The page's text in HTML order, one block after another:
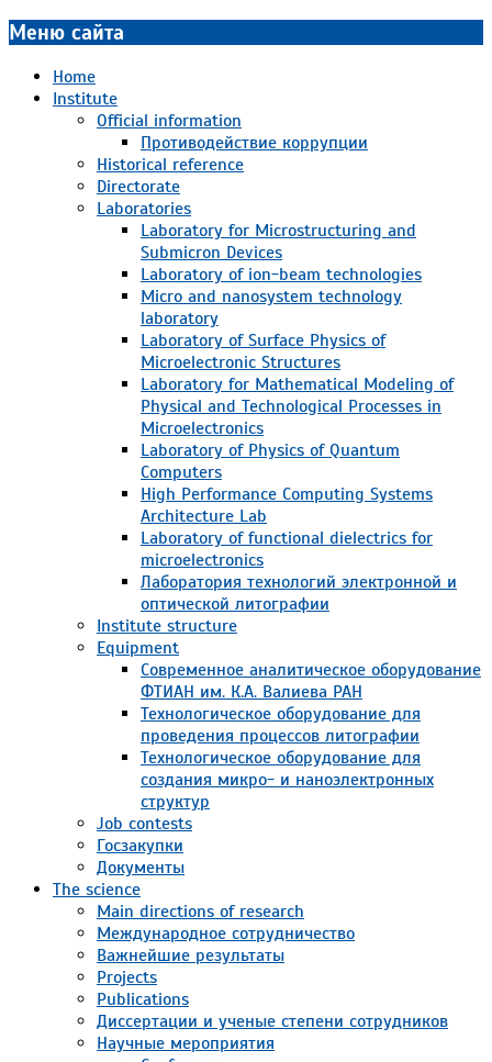
Меню сайта
Home
Institute
Official information
Противодействие коррупции
Historical reference
Directorate
Laboratories
Laboratory for Microstructuring and
Submicron Devices
Laboratory of ion-beam technologies
Micro and nanosystem technology
laboratory
Laboratory of Surface Physics of
Microelectronic Structures
Laboratory for Mathematical Modeling of
Physical and Technological Processes in
Microelectronics
Laboratory of Physics of Quantum
Computers
High Performance Computing Systems
Architecture Lab
Laboratory of functional dielectrics for
microelectronics
Лаборатория технологий электронной и
оптической литографии
Institute structure
Equipment
Современное аналитическое оборудование
ФТИАН им. К.А. Валиева РАН
Технологическое оборудование для
проведения процессов литографии
Технологическое оборудование для
создания микро- и наноэлектронных
структур
Job contests
Госзакупки
Документы
The science
Main directions of research
Международное сотрудничество
Важнейшие результаты
Projects
Publications
Диссертации и ученые степени сотрудников
Научные мероприятия